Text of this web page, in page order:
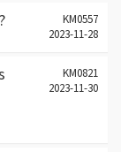
KM0557
2023-11-28
KM0821
2023-11-30